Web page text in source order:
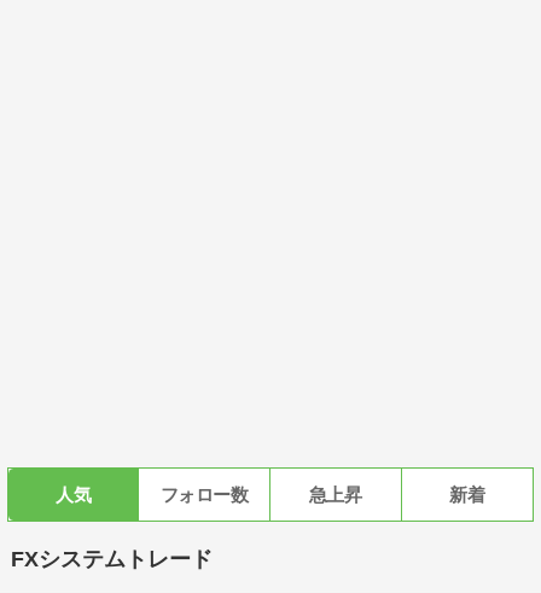
人気 フォロー数 急上昇 新着
FXシステムトレード